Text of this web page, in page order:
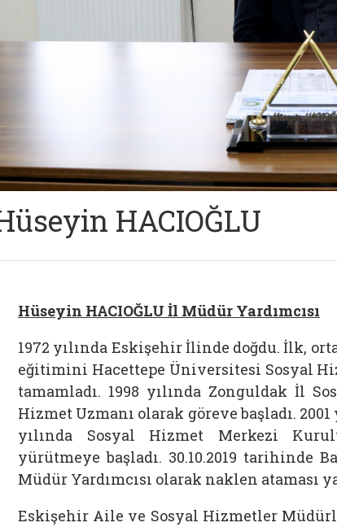
HACIOĞLU
Hüseyin HACIOĞLU İl Müdür Yardımcısı
1972 yılında Eskişehir İlinde doğdu. İlk,
eğitimini Hacettepe Üniversitesi Sosyal
tamamladı. 1998 yılında Zonguldak İl
Hizmet Uzmanı olarak göreve başladı.
yılında Sosyal Hizmet Merkezi
yürütmeye başladı. 30.10.2019 tarihinde
Müdür Yardımcısı olarak naklen ataması
Eskişehir Aile ve Sosyal Hizmetler